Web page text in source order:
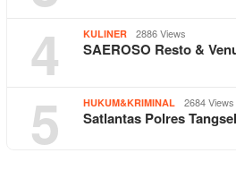
4 KULINER 2886 Views
SAEROSO Resto &
5 HUKUM&KRIMINAL 2684 Views
Satlantas Polres